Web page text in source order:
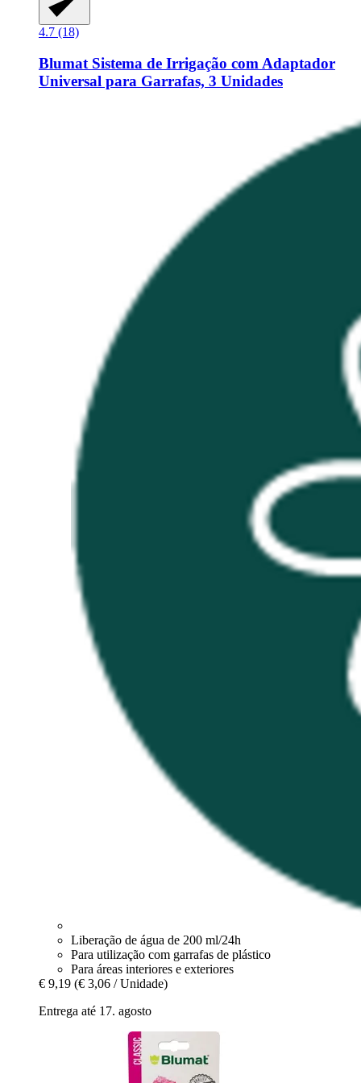
4.7 (18)
Blumat Sistema de Irrigação com Adaptador
Universal para Garrafas, 3 Unidades
Liberação de água de 200 ml/24h
Para utilização com garrafas de plástico
Para áreas interiores e exteriores
€ 9,19 (€ 3,06 / Unidade)
Entrega até 17. agosto